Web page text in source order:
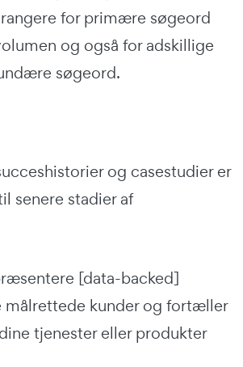
for primære søgeord
og også for adskillige
søgeord.
og casestudier er
senere stadier af
[data-backed]
målrettede kunder og fortæller
tjenester eller produkter